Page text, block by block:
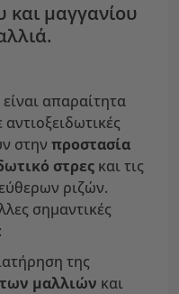
μαγγανίου
είναι απαραίτητα
στην προστασία
στρες και τις
ριζών.
σημαντικές
της
μαλλιών και